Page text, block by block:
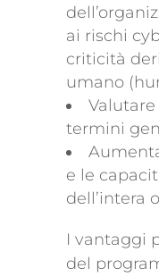
ai rischi
criticità
umano
termini
e le
dell’intera
I vantaggi
del